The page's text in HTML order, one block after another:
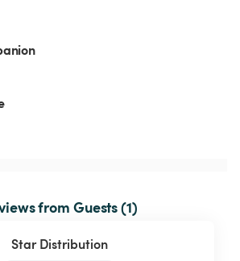
from Guests (1)
Star Distribution